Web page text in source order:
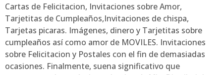
Cartas de Felicitacion, Invitaciones sobre Amor,
Tarjetitas de Cumpleaños,Invitaciones de chispa,
Tarjetas picaras. Imágenes, dinero y Tarjetitas sobre
cumpleaños así­ como amor de MOVILES. Invitaciones
sobre Felicitacion y Postales con el fin de demasiadas
ocasiones. Finalmente, suena significativo que